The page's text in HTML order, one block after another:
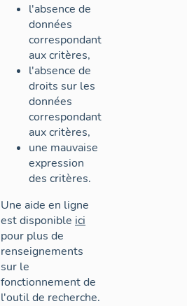
l'absence de
données
correspondant
aux critères,
l'absence de
droits sur les
données
correspondant
aux critères,
une mauvaise
expression
des critères.
Une aide en ligne
est disponible ici
pour plus de
renseignements
sur le
fonctionnement de
l'outil de recherche.